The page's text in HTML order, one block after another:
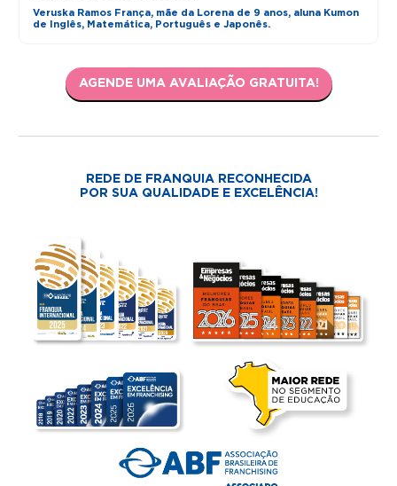
Veruska Ramos França, mãe da Lorena de 9 anos, aluna Kumon
de Inglês, Matemática, Português e Japonês.
AGENDE UMA AVALIAÇÃO GRATUITA!
REDE DE FRANQUIA RECONHECIDA
POR SUA QUALIDADE E EXCELÊNCIA!